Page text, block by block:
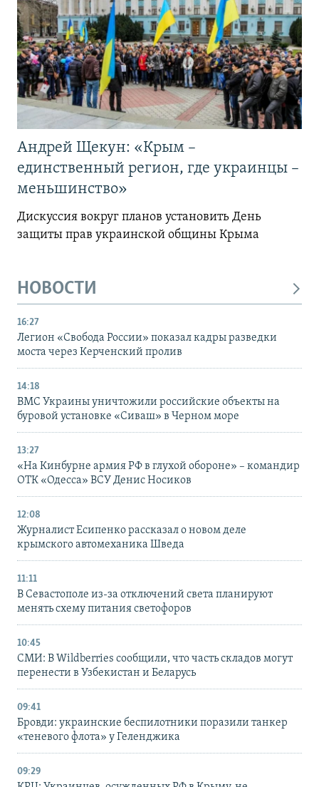
Андрей Щекун: «Крым –
единственный регион, где украинцы –
меньшинство»
Дискуссия вокруг планов установить День
защиты прав украинской общины Крыма
НОВОСТИ
16:27
Легион «Свобода России» показал кадры разведки
моста через Керченский пролив
14:18
ВМС Украины уничтожили российские объекты на
буровой установке «Сиваш» в Черном море
13:27
«На Кинбурне армия РФ в глухой обороне» – командир
ОТК «Одесса» ВСУ Денис Носиков
12:08
Журналист Есипенко рассказал о новом деле
крымского автомеханика Шведа
11:11
В Севастополе из-за отключений света планируют
менять схему питания светофоров
10:45
СМИ: В Wildberries сообщили, что часть складов могут
перенести в Узбекистан и Беларусь
09:41
Бровди: украинские беспилотники поразили танкер
«теневого флота» у Геленджика
09:29